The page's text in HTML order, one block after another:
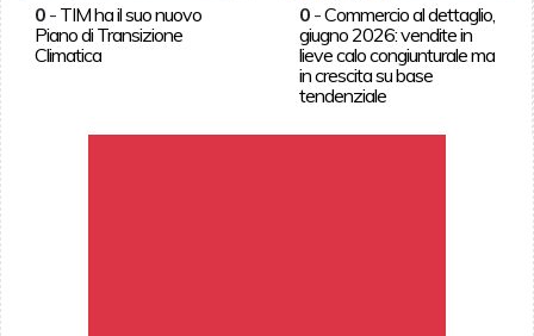
0- TIM ha il suo nuovo
Piano di Transizione
Climatica
0 -Commercio al dettaglio,
giugno 2026: vendite in
lieve calo congiunturale ma
in crescita su base
tendenziale